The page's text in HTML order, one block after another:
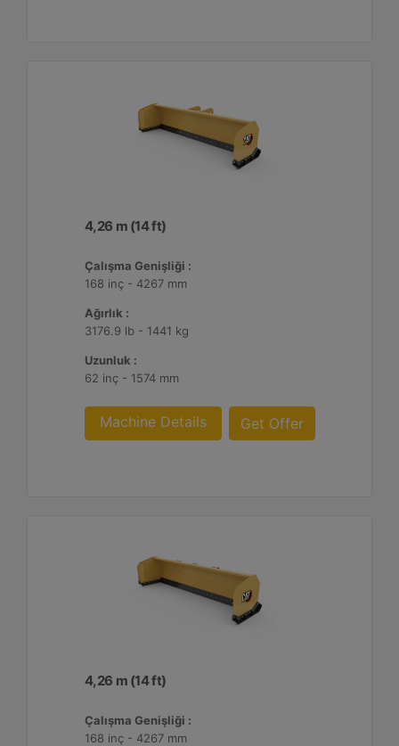
4,26 m (14 ft)
Çalışma Genişliği :
168 inç - 4267 mm
Ağırlık :
3176.9 lb - 1441 kg
Uzunluk :
62 inç - 1574 mm
Machine Details Get Offer
4,26 m (14 ft)
Çalışma Genişliği :
168 inç - 4267 mm